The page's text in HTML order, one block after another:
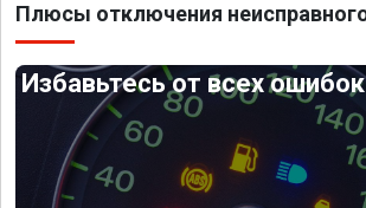
Плюсы отключения
Избавьтесь от всех